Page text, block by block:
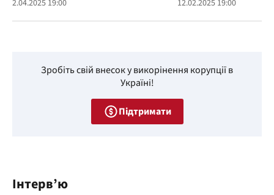
2.04.2025 19:00 12.02.2025 19:00
Зробіть свій внесок у викорінення корупції в
Україні!
Підтримати
Інтерв’ю